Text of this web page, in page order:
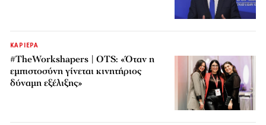
ΚΑΡΙΕΡΑ
#TheWorkshapers | OTS: «Όταν η
εμπιστοσύνη γίνεται κινητήριος
δύναμη εξέλιξης»